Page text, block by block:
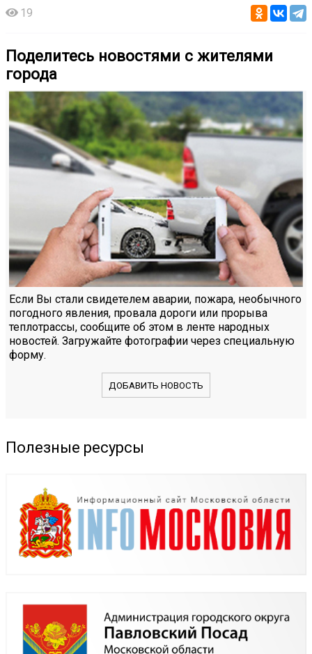
19
Поделитесь новостями с жителями
города
Если Вы стали свидетелем аварии, пожара, необычного
погодного явления, провала дороги или прорыва
теплотрассы, сообщите об этом в ленте народных
новостей. Загружайте фотографии через специальную
форму.
ДОБАВИТЬ НОВОСТЬ
Полезные ресурсы